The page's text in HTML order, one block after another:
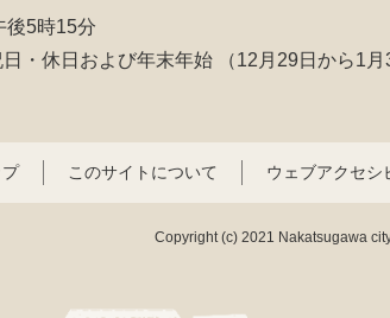
後5時15分
日・休日および年末年始
（12月29日から1月
このサイトについて ウェブアクセシ
Copyright (c) 2021 Nakatsugawa